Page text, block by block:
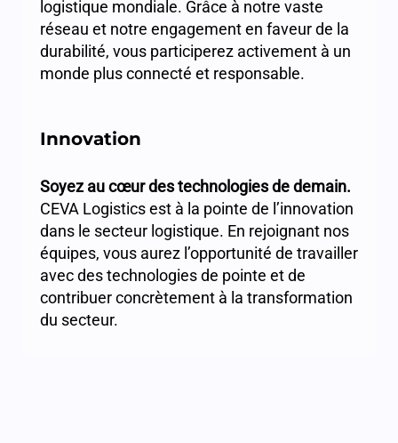
logistique mondiale. Grâce à notre vaste
réseau et notre engagement en faveur de la
durabilité, vous participerez activement à un
monde plus connecté et responsable.
Innovation
Soyez au cœur des technologies de demain.
CEVA Logistics est à la pointe de l’innovation
dans le secteur logistique. En rejoignant nos
équipes, vous aurez l’opportunité de travailler
avec des technologies de pointe et de
contribuer concrètement à la transformation
du secteur.